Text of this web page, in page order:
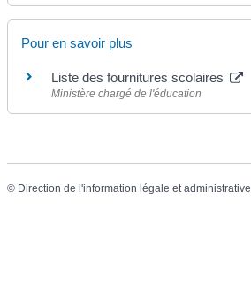
Pour en savoir plus
Liste des fournitures scolaires
Ministère chargé de l'éducation
© Direction de l'information légale et administrative